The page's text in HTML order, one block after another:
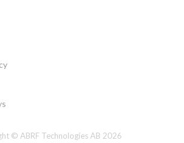
© ABRF Technologies AB 2026